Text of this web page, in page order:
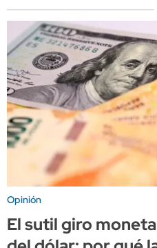
Opinión
El sutil giro